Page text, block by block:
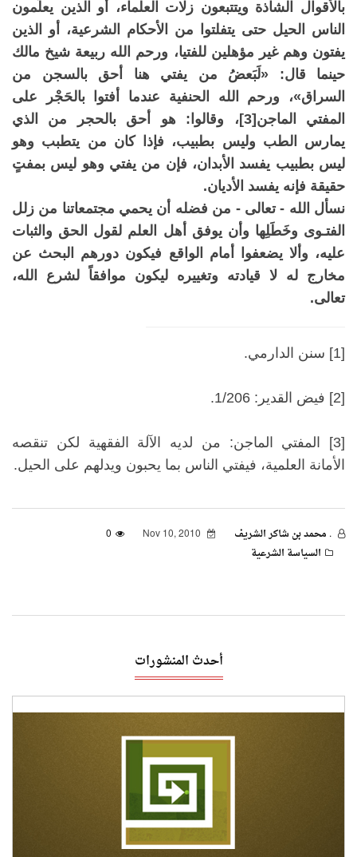
بالأقوال الشاذة ويتتبعون زلات العلماء، أو الذين يعلِّمون
الناس الحيل حتى يتفلتوا من الأحكام الشرعية، أو الذين
يفتون وهم غير مؤهلين للفتيا، ورحم الله ربيعة شيخ مالك
حينما قال: «لَبَعضُ من يفتي هنا أحق بالسجن من
السراق»، ورحم الله الحنفية عندما أفتوا بالحَجْر على
المفتي الماجن[3]، وقالوا: هو أحق بالحجر من الذي
يمارس الطب وليس بطبيب، فإذا كان من يتطبب وهو
ليس بطبيب يفسد الأبدان، فإن من يفتي وهو ليس بمفتٍ
حقيقة فإنه يفسد الأديان.
نسأل الله - تعالى - من فضله أن يحمي مجتمعاتنا من زلل
الفتـوى وخَطَلِها وأن يوفق أهل العلم لقول الحق والثبات
عليه، وألا يضعفوا أمام الواقع فيكون دورهم البحث عن
مخارج له لا قيادته وتغييره ليكون موافقاً لشرع الله،
تعالى.
[1] سنن الدارمي.
[2] فيض القدير: 1/206.
[3] المفتي الماجن: من لديه الآلة الفقهية لكن تنقصه
الأمانة العلمية، فيفتي الناس بما يحبون ويدلهم على الحيل.
. محمد بن شاكر الشريف
0
السياسة الشرعية
أحدث المنشورات